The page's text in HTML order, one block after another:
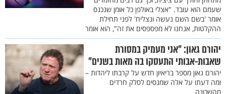
שעמם הוא עובד. "אצלי באולפן כל אומן שנכנס
אומר 'בשם השם נעשה ונצליח' לפני תחילת
ההקלטות, אנחנו לא מפספסים את זה", הוא אומר
יהורם גאון: "אני מעמיק במסורת
שאבות-אבותי התעסקו בה מאות בשנים"
יהורם גאון מספר בריאיון חדש על קרבתו ליהדות –
ומה דעתו על אלה שמנסים לסלק חרדים
מהשכונה